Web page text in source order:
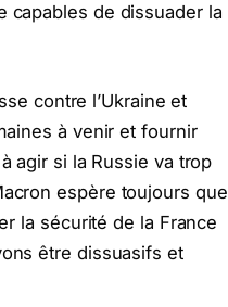
capables de dissuader la
contre l’Ukraine et
à venir et fournir
agir si la Russie va trop
espère toujours que
la sécurité de la France
être dissuasifs et